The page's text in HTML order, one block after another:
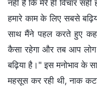
नहीं है कि मेरे ही विचार
हमारे काम के लिए सबसे
साथ मैंने पहल करते हुए
कैसा रहेगा और तब आप
बढ़िया है।" इस मनोभाव के
महसूस कर रही थी, नाक